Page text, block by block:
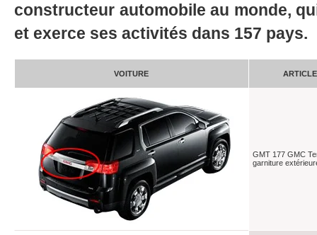
constructeur automobile au monde,
et exerce ses activités dans 157 pays.
VOITURE
GMT 177 GMC
garniture